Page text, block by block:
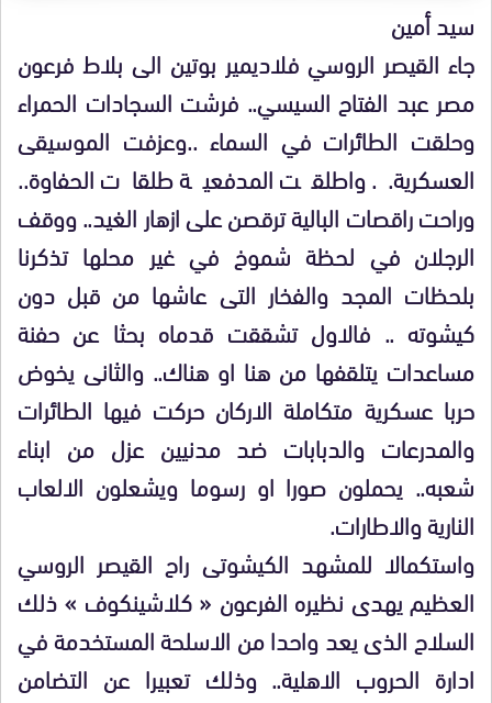
سيد أمين
جاء القيصر الروسي فلاديمير بوتين الى بلاط فرعون
مصر عبد الفتاح السيسي.. فرشت السجادات الحمراء
وحلقت الطائرات في السماء ..وعزفت الموسيقى
العسكرية.. واطلقت المدفعية طلقات الحفاوة..
وراحت راقصات البالية ترقصن على ازهار الغيد.. ووقف
الرجلان في لحظة شموخ في غير محلها تذكرنا
بلحظات المجد والفخار التى عاشها من قبل دون
كيشوته .. فالاول تشققت قدماه بحثا عن حفنة
مساعدات يتلقفها من هنا او هناك.. والثانى يخوض
حربا عسكرية متكاملة الاركان حركت فيها الطائرات
والمدرعات والدبابات ضد مدنيين عزل من ابناء
شعبه.. يحملون صورا او رسوما ويشعلون الالعاب
النارية والاطارات.
واستكمالا للمشهد الكيشوتى راح القيصر الروسي
العظيم يهدى نظيره الفرعون « كلاشينكوف » ذلك
السلاح الذى يعد واحدا من الاسلحة المستخدمة في
ادارة الحروب الاهلية.. وذلك تعبيرا عن التضامن